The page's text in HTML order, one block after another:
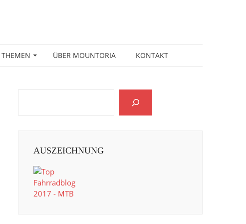
THEMEN ÜBER MOUNTORIA KONTAKT
AUSZEICHNUNG